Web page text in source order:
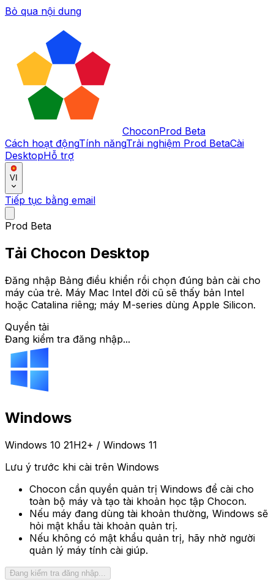
Bỏ qua nội dung
ChoconProd Beta
Cách hoạt độngTính năngTrải nghiệm Prod BetaCài
DesktopHỗ trợ
VI
Tiếp tục bằng email
Prod Beta
Tải Chocon Desktop
Đăng nhập Bảng điều khiển rồi chọn đúng bản cài cho
máy của trẻ. Máy Mac Intel đời cũ sẽ thấy bản Intel
hoặc Catalina riêng; máy M-series dùng Apple Silicon.
Quyền tải
Đang kiểm tra đăng nhập...
Windows
Windows 10 21H2+ / Windows 11
Lưu ý trước khi cài trên Windows
Chocon cần quyền quản trị Windows để cài cho
toàn bộ máy và tạo tài khoản học tập Chocon.
Nếu máy đang dùng tài khoản thường, Windows sẽ
hỏi mật khẩu tài khoản quản trị.
Nếu không có mật khẩu quản trị, hãy nhờ người
quản lý máy tính cài giúp.
Đang kiểm tra đăng nhập...